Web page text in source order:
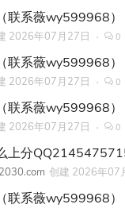
联系薇wy599968）
2026年07月27日 0
联系薇wy599968）
2026年07月27日 0
联系薇wy599968）
2026年07月27日 0
上分
创建 2026年07
联系薇wy599968）